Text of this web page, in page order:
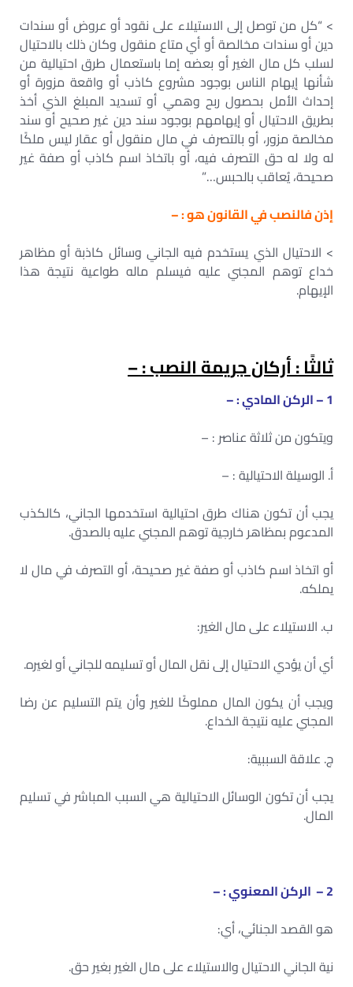
> “كل من توصل إلى الاستيلاء على نقود أو عروض أو سندات
دين أو سندات مخالصة أو أي متاع منقول وكان ذلك بالاحتيال
لسلب كل مال الغير أو بعضه إما باستعمال طرق احتيالية من
شأنها إيهام الناس بوجود مشروع كاذب أو واقعة مزورة أو
إحداث الأمل بحصول ربح وهمي أو تسديد المبلغ الذي أخذ
بطريق الاحتيال أو إيهامهم بوجود سند دين غير صحيح أو سند
مخالصة مزور، أو بالتصرف في مال منقول أو عقار ليس ملكًا
له ولا له حق التصرف فيه، أو باتخاذ اسم كاذب أو صفة غير
صحيحة، يُعاقب بالحبس…”
إذن فالنصب في القانون هو : –
> الاحتيال الذي يستخدم فيه الجاني وسائل كاذبة أو مظاهر
خداع توهم المجني عليه فيسلم ماله طواعية نتيجة هذا
الإيهام.
ثالثًا : أركان جريمة النصب : –
1 – الركن المادي : –
ويتكون من ثلاثة عناصر : –
أ. الوسيلة الاحتيالية : –
يجب أن تكون هناك طرق احتيالية استخدمها الجاني، كالكذب
المدعوم بمظاهر خارجية توهم المجني عليه بالصدق.
أو اتخاذ اسم كاذب أو صفة غير صحيحة، أو التصرف في مال لا
يملكه.
ب. الاستيلاء على مال الغير:
أي أن يؤدي الاحتيال إلى نقل المال أو تسليمه للجاني أو لغيره.
ويجب أن يكون المال مملوكًا للغير وأن يتم التسليم عن رضا
المجني عليه نتيجة الخداع.
ج. علاقة السببية:
يجب أن تكون الوسائل الاحتيالية هي السبب المباشر في تسليم
المال.
2 – الركن المعنوي : –
هو القصد الجنائي، أي:
نية الجاني الاحتيال والاستيلاء على مال الغير بغير حق.